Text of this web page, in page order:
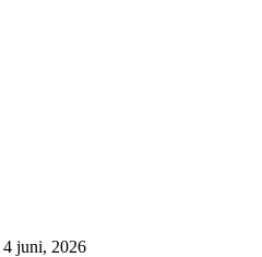
4 juni, 2026